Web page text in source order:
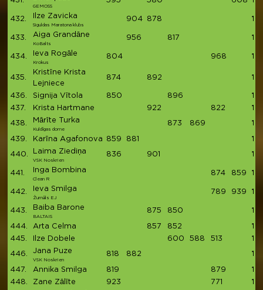
GEMOSS
432. Ilze Zavicka
Siguldas Maratona klubs
904 878
433. Aiga Grandāne
KoBalts
956 817
434. Ieva Rogāle
Krokus
804 968
435.
Kristīne Krista
Lejniece
874 892
436. Signija Vītola 850 896
437.
Krista Hartmane 922 822
438. Mārīte Turka
Kuldīgas dome
873 869
439. Karīna Agafonova 859 881
440. Laima Ziediņa
VSK Noskrien
836 901
441. Inga Bombina
Clean R
874 859
442. Ieva Smilga
Žurnāls EJ
789 939
443. Baiba Barone
BALTAIS
875 850
444. Arta Celma 857 852
445.
Ilze Dobele 600 588 513
446. Jana Puze
VSK Noskrien
818 882
447. Annika Smilga 819 879
448.
Zane Zālīte 923 771